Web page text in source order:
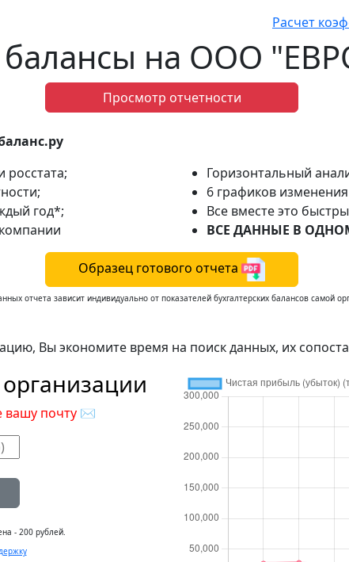
Расчет
балансы на ООО
Просмотр отчетности
год*;
Горизонтальный
6 графиков
Все вместе это
ВСЕ ДАННЫЕ В
Образец готового отчета
отчета зависит индивидуально от показателей бухгалтерских балансов самой
Вы экономите время на поиск данных, их
вашу почту ✉
- 200 рублей.